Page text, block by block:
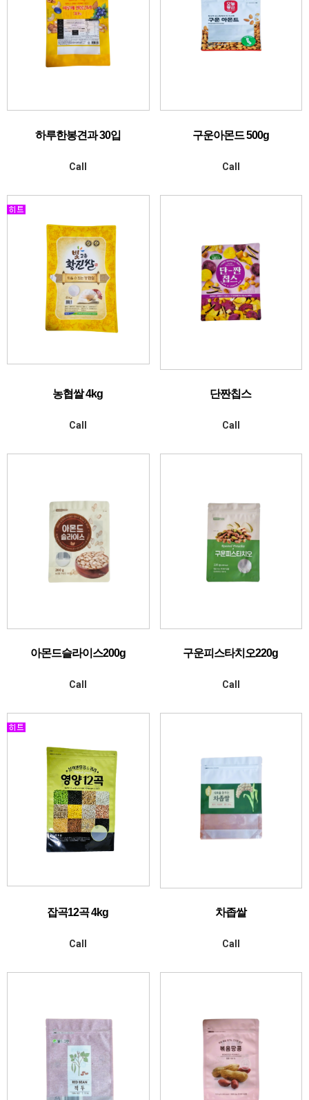
하루한봉견과 30입
Call
구운아몬드 500g
Call
농협쌀 4kg
Call
단짠칩스
Call
아몬드슬라이스200g
Call
구운피스타치오220g
Call
잡곡12곡 4kg
Call
차좁쌀
Call